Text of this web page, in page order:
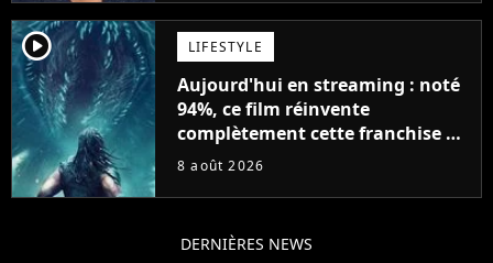
player2 LIFESTYLE
Aujourd'hui en streaming : noté
94%, ce film réinvente
complètement cette franchise de
science-fiction vieille de 40 ans
8 août 2026
DERNIÈRES NEWS